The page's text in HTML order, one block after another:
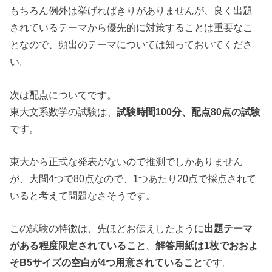
もちろん例外は挙げればきりがありませんが、良く出題
されているテーマから優先的に対策することは重要なこ
となので、頻出のテーマについては知っておいてくださ
い。
次は配点についてです。
東大文系数学の試験は、試験時間100分、配点80点の試験
です。
東大から正式な発表がないので推測でしかありません
が、大問4つで80点なので、1つあたり20点で採点されて
いると考えて問題なさそうです。
この試験の特徴は、先ほどお伝えしたように出題テーマ
がある程度限定されていること
、解答用紙は1枚でおおよ
そB5サイズの空白が4つ用意されていることです。